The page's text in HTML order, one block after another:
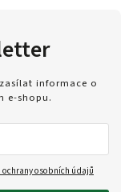
informace o
e-shopu.
osobních údajů